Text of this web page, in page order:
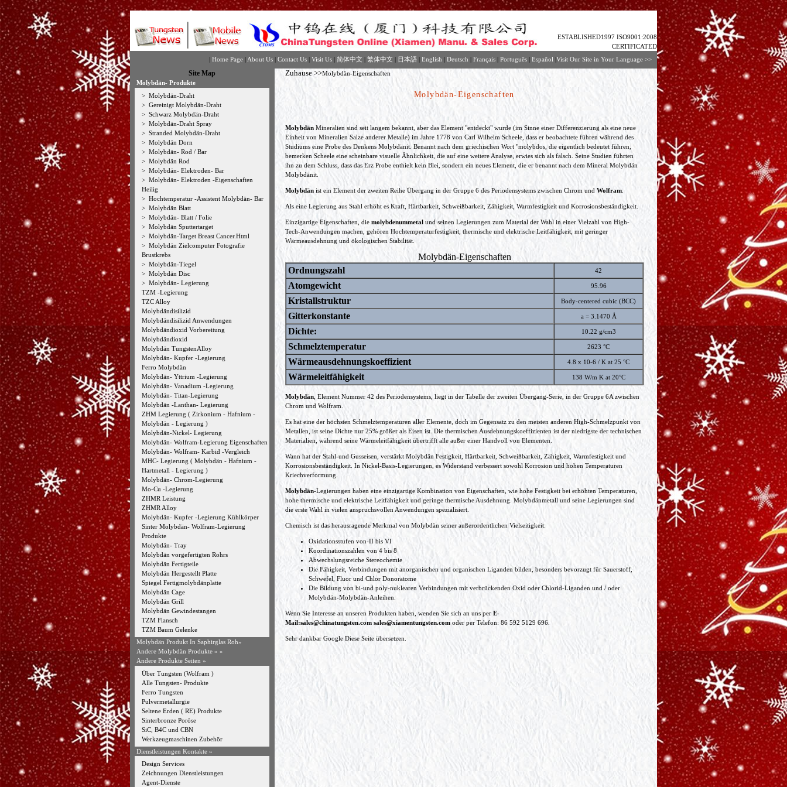
ESTABLISHED1997 ISO9001:2008
CERTIFICATED
| Home Page | About Us | Contact Us | Visit Us | 简体中文 | 繁体中文 | 日本語 | English | Deutsch | Français | Português | Español |Visit Our Site in Your Language >>
Site Map
Molybdän- Produkte
> Molybdän-Draht
> Gereinigt Molybdän-Draht
> Schwarz Molybdän-Draht
> Molybdän-Draht Spray
> Stranded Molybdän-Draht
> Molybdän Dorn
> Molybdän- Rod / Bar
> Molybdän Rod
> Molybdän- Elektroden- Bar
> Molybdän- Elektroden -Eigenschaften
Heilig
> Hochtemperatur -Assistent Molybdän- Bar
> Molybdän Blatt
> Molybdän- Blatt / Folie
> Molybdän Sputtertarget
> Molybdän-Target Breast Cancer.Html
> Molybdän Zielcomputer Fotografie
Brustkrebs
> Molybdän-Tiegel
> Molybdän Disc
> Molybdän- Legierung
TZM -Legierung
TZC Alloy
Molybdändisilizid
Molybdändisilizid Anwendungen
Molybdändioxid Vorbereitung
Molybdändioxid
Molybdän TungstenAlloy
Molybdän- Kupfer -Legierung
Ferro Molybdän
Molybdän- Yttrium -Legierung
Molybdän- Vanadium -Legierung
Molybdän- Titan-Legierung
Molybdän -Lanthan- Legierung
ZHM Legierung ( Zirkonium - Hafnium -
Molybdän - Legierung )
Molybdän-Nickel- Legierung
Molybdän- Wolfram-Legierung Eigenschaften
Molybdän- Wolfram- Karbid -Vergleich
MHC- Legierung ( Molybdän - Hafnium -
Hartmetall - Legierung )
Molybdän- Chrom-Legierung
Mo-Cu -Legierung
ZHMR Leistung
ZHMR Alloy
Molybdän- Kupfer -Legierung Kühlkörper
Sinter Molybdän- Wolfram-Legierung
Produkte
Molybdän- Tray
Molybdän vorgefertigten Rohrs
Molybdän Fertigteile
Molybdän Hergestellt Platte
Spiegel Fertigmolybdänplatte
Molybdän Cage
Molybdän Grill
Molybdän Gewindestangen
TZM Flansch
TZM Baum Gelenke
Molybdän Produkt In Saphirglas Roh»
Andere Molybdän Produkte » »
Andere Produkte Seiten »
Über Tungsten (Wolfram )
Alle Tungsten- Produkte
Ferro Tungsten
Pulvermetallurgie
Seltene Erden ( RE) Produkte
Sinterbronze Poröse
SiC, B4C und CBN
Werkzeugmaschinen Zubehör
Dienstleistungen Kontakte »
Design Services
Zeichnungen Dienstleistungen
Agent-Dienste
Zuhause >>Molybdän-Eigenschaften
Molybdän-Eigenschaften
Molybdän Mineralien sind seit langem bekannt, aber das Element "entdeckt" wurde (im Sinne einer Differenzierung als eine neue
Einheit von Mineralien Salze anderer Metalle) im Jahre 1778 von Carl Wilhelm Scheele, dass er beobachtete führen während des
Studiums eine Probe des Denkens Molybdänit. Benannt nach dem griechischen Wort "molybdos, die eigentlich bedeutet führen,
bemerken Scheele eine scheinbare visuelle Ähnlichkeit, die auf eine weitere Analyse, erwies sich als falsch. Seine Studien führten
ihn zu dem Schluss, dass das Erz Probe enthielt kein Blei, sondern ein neues Element, die er benannt nach dem Mineral Molybdän
Molybdänit.
Molybdän ist ein Element der zweiten Reihe Übergang in der Gruppe 6 des Periodensystems zwischen Chrom und Wolfram
Als eine Legierung aus Stahl erhöht es Kraft, Härtbarkeit, Schweißbarkeit, Zähigkeit, Warmfestigkeit und Korrosionsbeständigkeit.
Einzigartige Eigenschaften, die molybdenummetal und seinen Legierungen zum Material der Wahl in einer Vielzahl von High-
Tech-Anwendungen machen, gehören Hochtemperaturfestigkeit, thermische und elektrische Leitfähigkeit, mit geringer
Wärmeausdehnung und ökologischen Stabilität.
Molybdän-Eigenschaften
Ordnungszahl
42
Atomgewicht 95.96
Kristallstruktur Body-centered cubic (BCC)
Gitterkonstante a = 3.1470 Å
Dichte: 10.22 g/cm3
Schmelztemperatur 2623 °C
Wärmeausdehnungskoeffizient 4.8 x 10-6 / K at 25 °C
Wärmeleitfähigkeit 138 W/m K at 20°C
Molybdän , Element Nummer 42 des Periodensystems, liegt in der Tabelle der zweiten Übergang-Serie, in der Gruppe 6A zwischen
Chrom und Wolfram.
Es hat eine der höchsten Schmelztemperaturen aller Elemente, doch im Gegensatz zu den meisten anderen High-Schmelzpunkt von
Metallen, ist seine Dichte nur 25% größer als Eisen ist. Die thermischen Ausdehnungskoeffizienten ist der niedrigste der technischen
Materialien, während seine Wärmeleitfähigkeit übertrifft alle außer einer Handvoll von Elementen.
Wann hat der Stahl-und Gusseisen, verstärkt Molybdän Festigkeit, Härtbarkeit, Schweißbarkeit, Zähigkeit, Warmfestigkeit und
Korrosionsbeständigkeit. In Nickel-Basis-Legierungen, es Widerstand verbessert sowohl Korrosion und hohen Temperaturen
Kriechverformung.
Molybdän-Legierungen haben eine einzigartige Kombination von Eigenschaften, wie hohe Festigkeit bei erhöhten Temperaturen,
hohe thermische und elektrische Leitfähigkeit und geringe thermische Ausdehnung. Molybdänmetall und seine Legierungen sind
die erste Wahl in vielen anspruchsvollen Anwendungen spezialisiert.
Chemisch ist das herausragende Merkmal von Molybdän seiner außerordentlichen Vielseitigkeit:
Oxidationsstufen von-II bis VI
Koordinationszahlen von 4 bis 8
Abwechslungsreiche Stereochemie
Die Fähigkeit, Verbindungen mit anorganischen und organischen Liganden bilden, besonders bevorzugt für Sauerstoff,
Schwefel, Fluor und Chlor Donoratome
Die Bildung von bi-und poly-nuklearen Verbindungen mit verbrückenden Oxid oder Chlorid-Liganden und / oder
Molybdän-Molybdän-Anleihen.
Wenn Sie Interesse an unseren Produkten haben, wenden Sie sich an uns per E-
Mail:sales@chinatungsten.com sales@xiamentungsten.com oder per Telefon: 86 592 5129 696.
Sehr dankbar Google Diese Seite übersetzen.